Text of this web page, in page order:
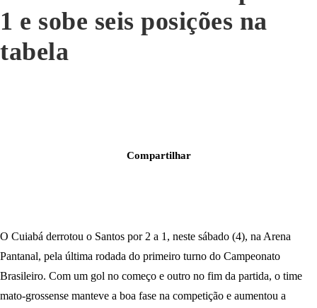
1 e sobe seis posições na
tabela
Compartilhar
O Cuiabá derrotou o Santos por 2 a 1, neste sábado (4), na Arena
Pantanal, pela última rodada do primeiro turno do Campeonato
Brasileiro. Com um gol no começo e outro no fim da partida, o time
mato-grossense manteve a boa fase na competição e aumentou a